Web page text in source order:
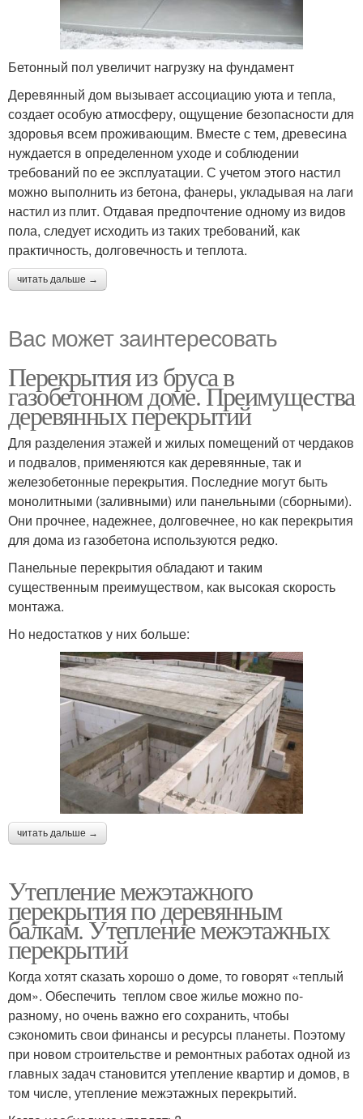
Бетонный пол увеличит нагрузку на фундамент
Деревянный дом вызывает ассоциацию уюта и тепла,
создает особую атмосферу, ощущение безопасности для
здоровья всем проживающим. Вместе с тем, древесина
нуждается в определенном уходе и соблюдении
требований по ее эксплуатации. С учетом этого настил
можно выполнить из бетона, фанеры, укладывая на лаги
настил из плит. Отдавая предпочтение одному из видов
пола, следует исходить из таких требований, как
практичность, долговечность и теплота.
читать дальше →
Вас может заинтересовать
Перекрытия из бруса в
газобетонном доме. Преимущества
деревянных перекрытий
Для разделения этажей и жилых помещений от чердаков
и подвалов, применяются как деревянные, так и
железобетонные перекрытия. Последние могут быть
монолитными (заливными) или панельными (сборными).
Они прочнее, надежнее, долговечнее, но как перекрытия
для дома из газобетона используются редко.
Панельные перекрытия обладают и таким
существенным преимуществом, как высокая скорость
монтажа.
Но недостатков у них больше:
читать дальше →
Утепление межэтажного
перекрытия по деревянным
балкам. Утепление межэтажных
перекрытий
Когда хотят сказать хорошо о доме, то говорят «теплый
дом». Обеспечить теплом свое жилье можно по-
разному, но очень важно его сохранить, чтобы
сэкономить свои финансы и ресурсы планеты. Поэтому
при новом строительстве и ремонтных работах одной из
главных задач становится утепление квартир и домов, в
том числе, утепление межэтажных перекрытий.